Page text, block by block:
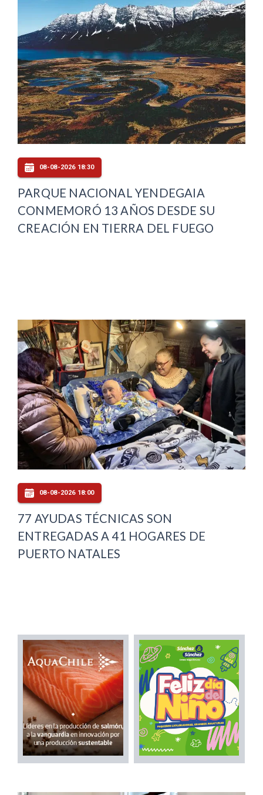
08-08-2026 18:30
PARQUE NACIONAL YENDEGAIA
CONMEMORÓ 13 AÑOS DESDE SU
CREACIÓN EN TIERRA DEL FUEGO
08-08-2026 18:00
77 AYUDAS TÉCNICAS SON
ENTREGADAS A 41 HOGARES DE
PUERTO NATALES